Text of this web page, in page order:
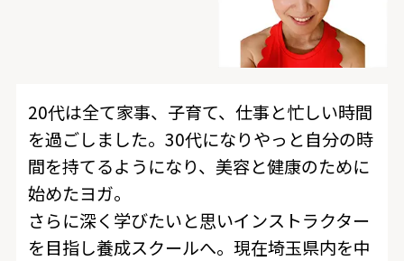
20代は全て家事、子育て、仕事と忙しい時間
を過ごしました。30代になりやっと自分の時
間を持てるようになり、美容と健康のために
始めたヨガ。
さらに深く学びたいと思いインストラクター
を目指し養成スクールへ。現在埼玉県内を中